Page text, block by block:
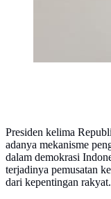
Presiden kelima
adanya mekanisme
dalam demokrasi
terjadinya pemusatan
dari kepentingan rakyat.